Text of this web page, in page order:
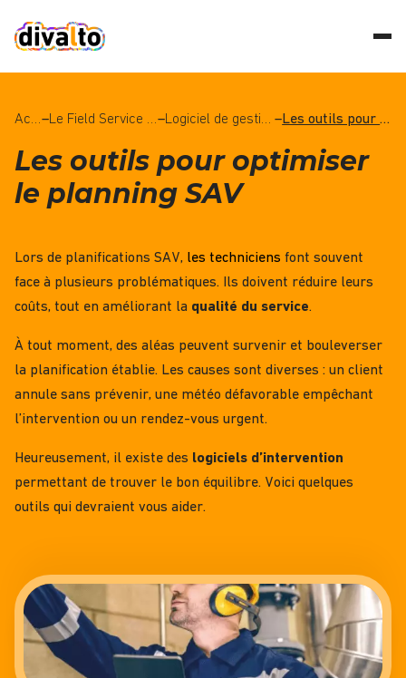
Accueil– Le Field Service Management (FSM), qu’est-ce que c’est ?– Logiciel de gestion des interventions : tout savoir grâce à notre dossier dédié – Les outils pour optimiser le planning SAV
Les outils pour optimiser
le planning SAV
Lors de planifications SAV, les techniciens font souvent
face à plusieurs problématiques. Ils doivent réduire leurs
coûts, tout en améliorant la qualité du service.
À tout moment, des aléas peuvent survenir et bouleverser
la planification établie. Les causes sont diverses : un client
annule sans prévenir, une météo défavorable empêchant
l’intervention ou un rendez-vous urgent.
Heureusement, il existe des logiciels d’intervention
permettant de trouver le bon équilibre. Voici quelques
outils qui devraient vous aider.